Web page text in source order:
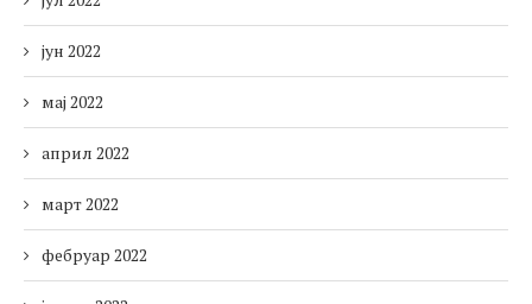
јун 2022
мај 2022
април 2022
март 2022
фебруар 2022